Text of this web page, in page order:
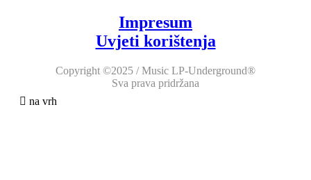
Impresum
Uvjeti korištenja
Copyright ©2025 / Music LP-Underground®
Sva prava pridržana
na vrh